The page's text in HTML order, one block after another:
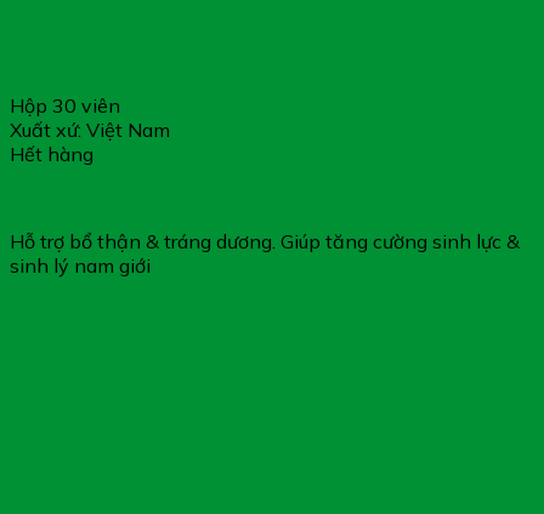
Hộp 30 viên
Xuất xứ: Việt Nam
Hết hàng
Hỗ trợ bổ thận & tráng dương. Giúp tăng cường sinh lực &
sinh lý nam giới